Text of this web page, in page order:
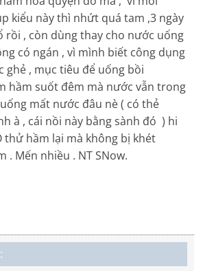
kiểu này thì nhứt quá tam ,3 ngày
rồi , còn dùng thay cho nước uống
có ngán , vì mình biết công dụng
ghẻ , mục tiêu để uống bồi
hầm suốt đêm mà nước vẫn trong
mất nước đâu nè ( có thẻ
à , cái nồi này bằng sành đó ) hi
thử hầm lại mà không bị khét
. Mến nhiều . NT SNow.